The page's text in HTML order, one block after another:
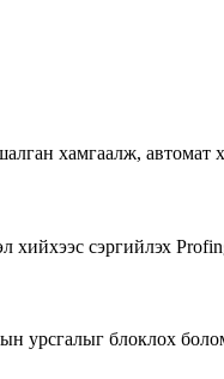
хамгаалж, автомат
сэргийлэх
урсгалыг блоклох